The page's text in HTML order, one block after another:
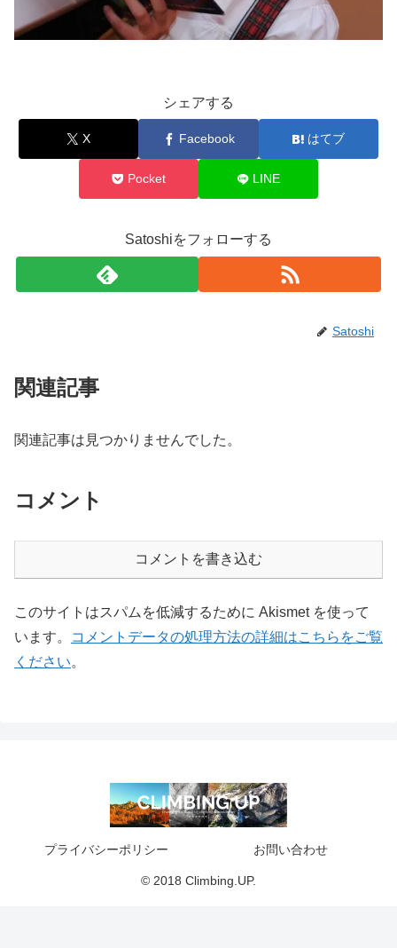
シェアする
X Facebook はてブ
Pocket LINE
Satoshiをフォローする
Satoshi
関連記事
関連記事は見つかりませんでした。
コメント
コメントを書き込む
このサイトはスパムを低減するために Akismet を使って
います。
コメントデータの処理方法の詳細はこちらをご覧
ください。
プライバシーポリシー お問い合わせ
© 2018 Climbing.UP.